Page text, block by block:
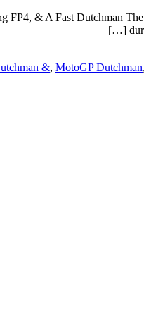
FP4, & A Fast Dutchman
&, MotoGP Dutchman,